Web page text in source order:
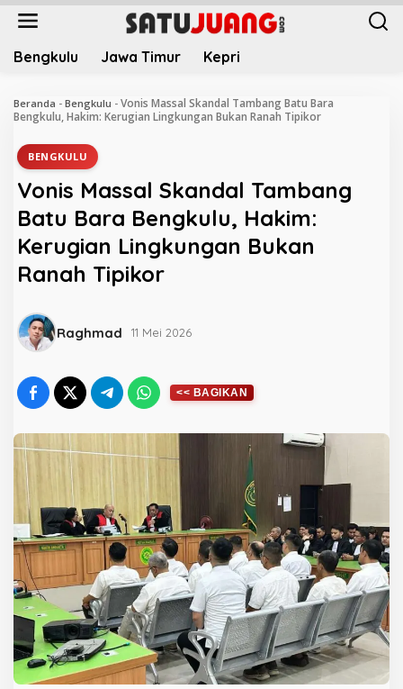
L
Bengkulu Jawa Timur Kepri
Beranda - Bengkulu - Vonis Massal Skandal Tambang Batu Bara
Bengkulu, Hakim: Kerugian Lingkungan Bukan Ranah Tipikor
BENGKULU
Vonis Massal Skandal Tambang
Batu Bara Bengkulu, Hakim:
Kerugian Lingkungan Bukan
Ranah Tipikor
Raghmad 11 Mei 2026